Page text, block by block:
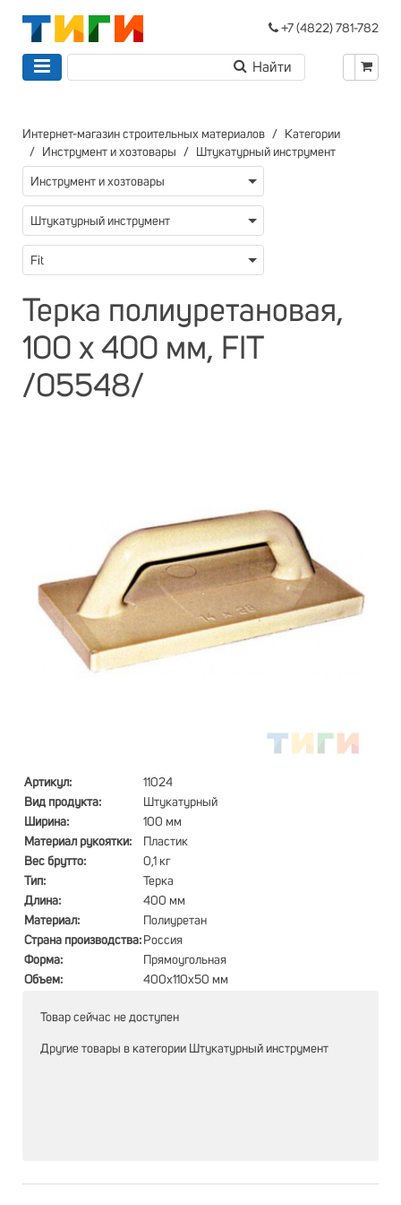
+7 (4822) 781-782
Интернет-магазин строительных материалов
Категории
Инструмент и хозтовары
Штукатурный инструмент
Инструмент и хозтовары
Штукатурный инструмент
Fit
Терка полиуретановая,
100 х 400 мм, FIT
/05548/
Артикул:
11024
Вид продукта:
Штукатурный
Ширина:
100 мм
Материал рукоятки:
Пластик
Вес брутто:
0,1 кг
Тип:
Терка
Длина:
400 мм
Материал:
Полиуретан
Страна производства: Россия
Форма:
Прямоугольная
Объем:
400х110х50 мм
Товар сейчас не доступен
Другие товары в категории Штукатурный инструмент